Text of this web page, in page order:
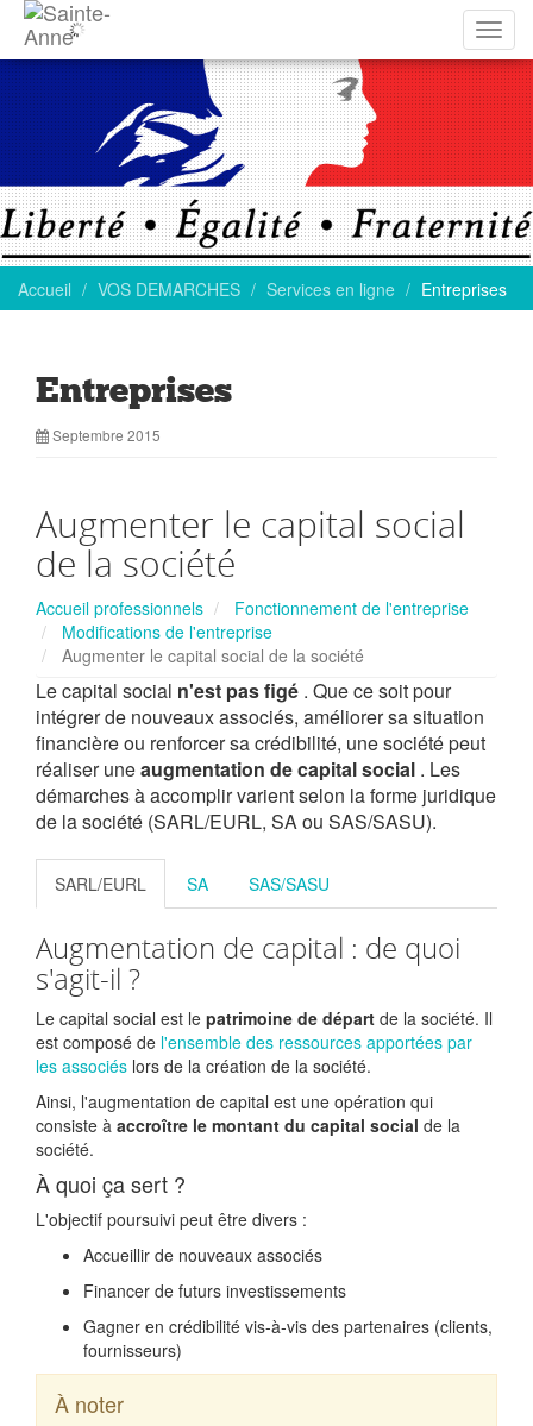
la
Accueil VOS DEMARCHES Services en ligne Entreprises
Entreprises
Septembre 2015
Augmenter le capital social
de la société
Accueil professionnels
Fonctionnement de l'entreprise
Modifications de l'entreprise
Augmenter le capital social de la société
Le capital social n'est pas figé . Que ce soit pour
intégrer de nouveaux associés, améliorer sa situation
financière ou renforcer sa crédibilité, une société peut
réaliser uneaugmentation de capital social . Les
démarches à accomplir varient selon la forme juridique
de la société (SARL/EURL, SA ou SAS/SASU).
SARL/EURL SA SAS/SASU
Augmentation de capital : de quoi
s'agit-il ?
Le capital social est le patrimoine de départ de la société. Il
est composé de l'ensemble des ressources apportées par
les associés lors de la création de la société.
Ainsi, l'augmentation de capital est une opération qui
consiste à accroître le montant du capital social de la
société.
À quoi ça sert ?
L'objectif poursuivi peut être divers :
Accueillir de nouveaux associés
Financer de futurs investissements
Gagner en crédibilité vis-à-vis des partenaires (clients,
fournisseurs)
À noter